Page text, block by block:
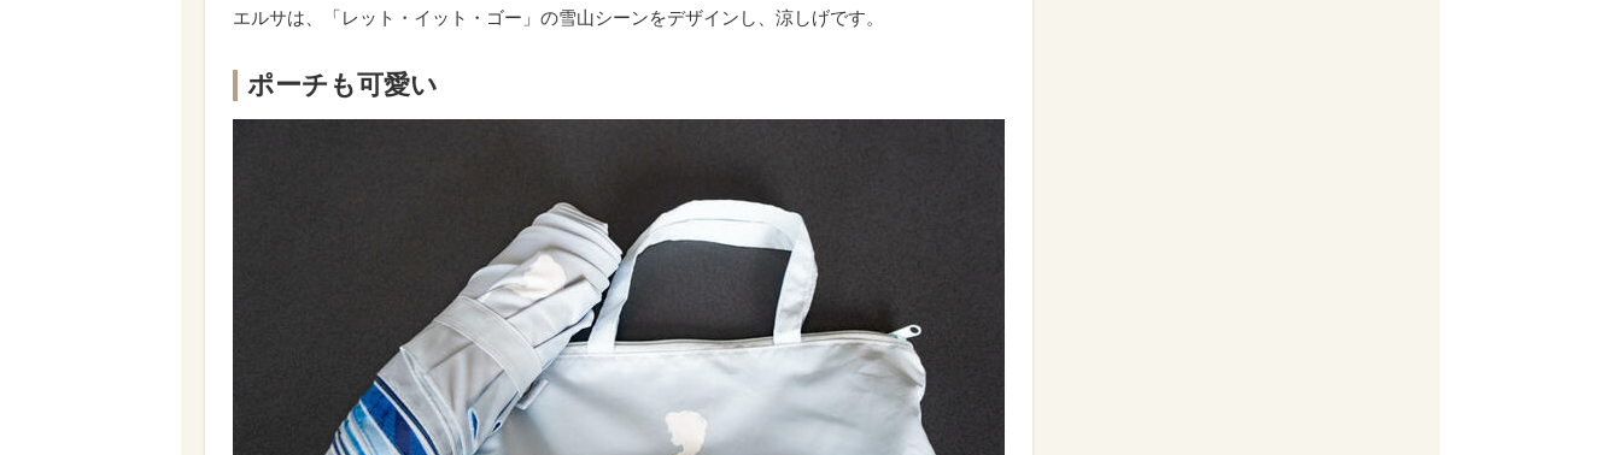
エルサは、「レット・イット・ゴー」の雪山シーンをデザインし、涼しげです。
ポーチも可愛い